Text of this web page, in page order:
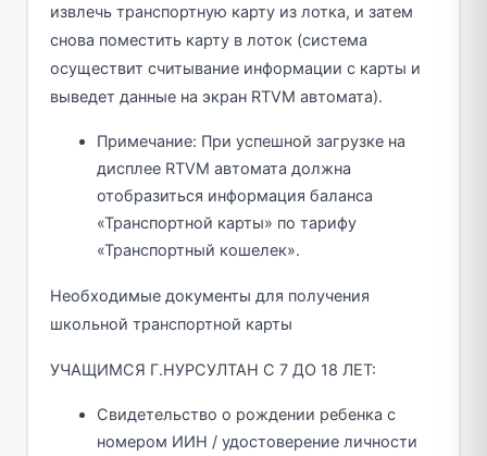
извлечь транспортную карту из лотка, и затем
снова поместить карту в лоток (система
осуществит считывание информации с карты и
выведет данные на экран RTVM автомата).
Примечание: При успешной загрузке на
дисплее RTVM автомата должна
отобразиться информация баланса
«Транспортной карты» по тарифу
«Транспортный кошелек».
Необходимые документы для получения
школьной транспортной карты
УЧАЩИМСЯ Г.НУРСУЛТАН С 7 ДО 18 ЛЕТ:
Свидетельство о рождении ребенка с
номером ИИН / удостоверение личности